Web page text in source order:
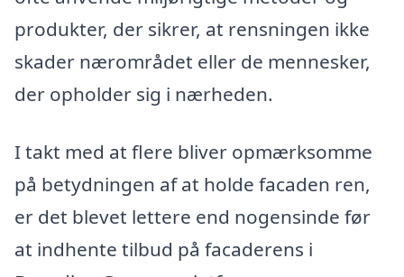
produkter, der sikrer, at rensningen ikke
skader nærområdet eller de mennesker,
der opholder sig i nærheden.
I takt med at flere bliver opmærksomme
på betydningen af at holde facaden ren,
er det blevet lettere end nogensinde før
at indhente tilbud på facaderens i